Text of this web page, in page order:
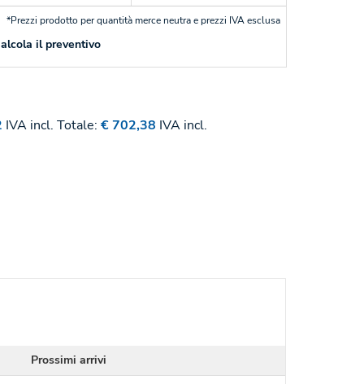
*Prezzi prodotto per quantità merce neutra e prezzi IVA esclusa
il preventivo
IVA incl. Totale: € 702,38 IVA incl.
Prossimi arrivi